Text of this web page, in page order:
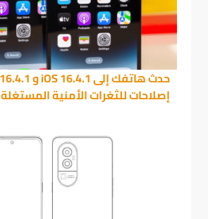
إصلاحات للثغرات الأمنية المستغلة